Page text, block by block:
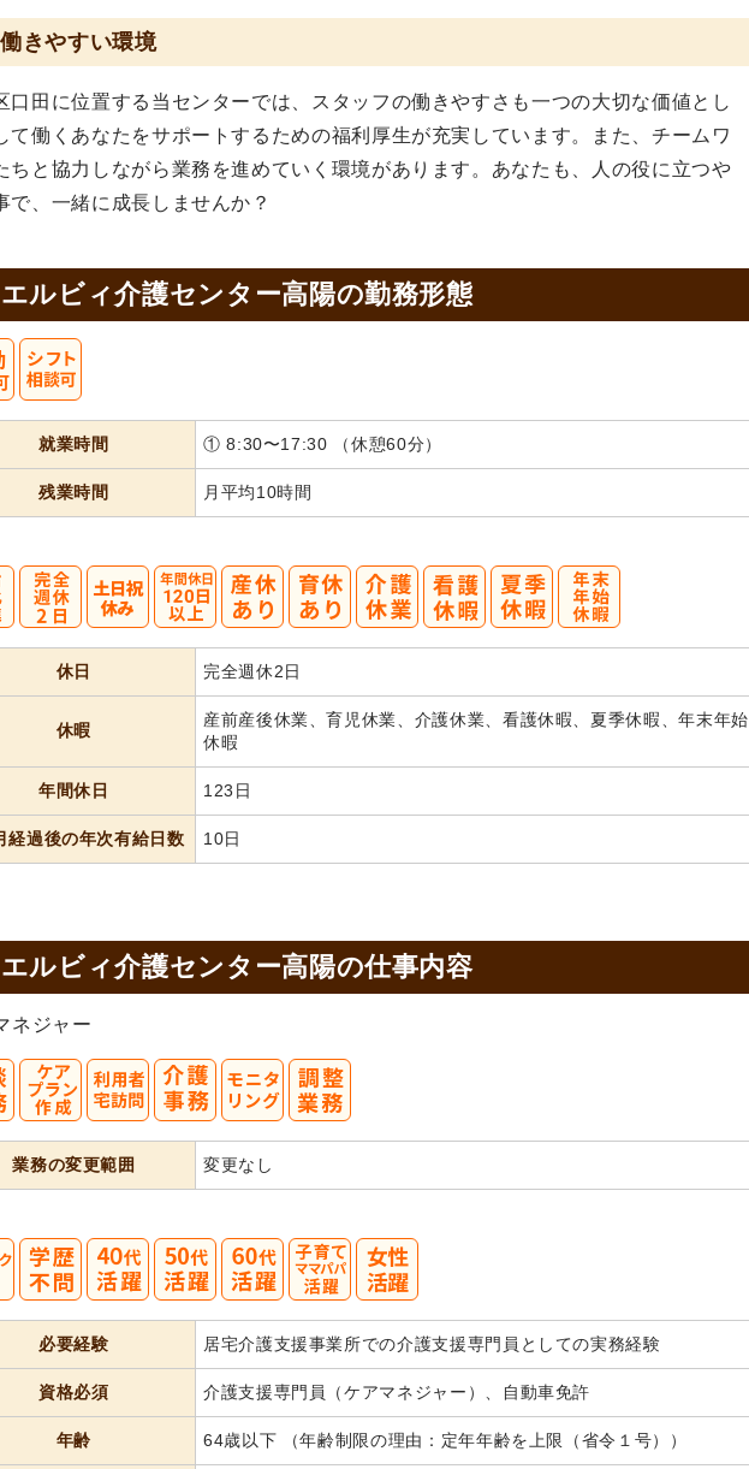
きやすい環境
口田に位置する当センターでは、スタッフの働きやすさも一つの大切な価値とし
て働くあなたをサポートするための福利厚生が充実しています。また、チームワ
ちと協力しながら業務を進めていく環境があります。あなたも、人の役に立つや
で、一緒に成長しませんか？
ルビィ介護センター高陽の勤務形態
就業時間 ① 8:30〜17:30 （休憩60分）
残業時間 月平均10時間
休日 完全週休2日
休暇
産前産後休業、育児休業、介護休業、看護休暇、夏季休暇、年末年始
休暇
年間休日 123日
経過後の年次有給日数 10日
ルビィ介護センター高陽の仕事内容
ネジャー
業務の変更範囲 変更なし
必要経験 居宅介護支援事業所での介護支援専門員としての実務経験
資格必須 介護支援専門員（ケアマネジャー）、自動車免許
年齢 64歳以下 （年齢制限の理由：定年年齢を上限（省令１号））